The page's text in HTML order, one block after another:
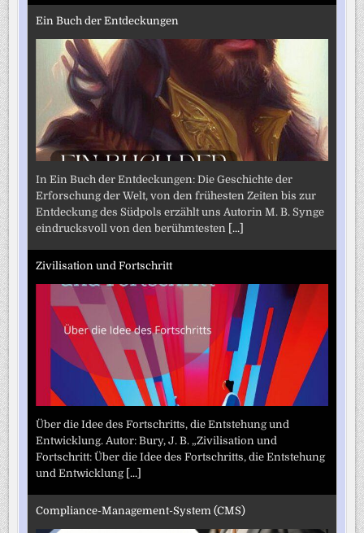
Ein Buch der Entdeckungen
In Ein Buch der Entdeckungen: Die Geschichte der
Erforschung der Welt, von den frühesten Zeiten bis zur
Entdeckung des Südpols erzählt uns Autorin M. B. Synge
eindrucksvoll von den berühmtesten
[...]
Zivilisation und Fortschritt
Über die Idee des Fortschritts, die Entstehung und
Entwicklung. Autor: Bury, J. B. „Zivilisation und
Fortschritt: Über die Idee des Fortschritts, die Entstehung
und Entwicklung [...]
Compliance-Management-System (CMS)